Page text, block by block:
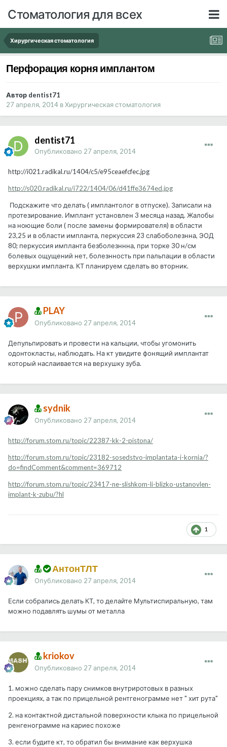
Стоматология для всех
Хирургическая стоматология
Перфорация корня имплантом
Автор dentist71
27 апреля, 2014 вХирургическая стоматология
dentist71
Опубликовано 27 апреля, 2014
http://i021.radikal.ru/1404/c5/e95ceaefcfec.jpg
http://s020.radikal.ru/i722/1404/06/d41ffe3674ed.jpg
Подскажите что делать ( имплантолог в отпуске). Записали на
протезирование. Имплант установлен 3 месяца назад. Жалобы
на ноющие боли ( после замены формирователя) в области
23,25 и в области импланта, перкуссия 23 слабоболезнна, ЭОД
80; перкуссия импланта безболезннна, при торке 30 н/см
болевых ощущений нет, болезнность при пальпации в области
верхушки импланта. КТ планируем сделать во вторник.
PLAY
Опубликовано 27 апреля, 2014
Депульпировать и провести на кальции, чтобы угомонить
одонтокласты, наблюдать. На кт увидите фонящий имплантат
который наслаивается на верхушку зуба.
sydnik
Опубликовано 27 апреля, 2014
http://forum.stom.ru/topic/22387-kk-2-pistona/
http://forum.stom.ru/topic/23182-sosedstvo-implantata-i-kornia/?
do=findComment&comment=369712
http://forum.stom.ru/topic/23417-ne-slishkom-li-blizko-ustanovlen-
implant-k-zubu/?hl
1
АнтонТЛТ
Опубликовано 27 апреля, 2014
Если собрались делать КТ, то делайте Мультиспиральную, там
можно подавлять шумы от металла
kriokov
Опубликовано 27 апреля, 2014
1. можно сделать пару снимков внутриротовых в разных
проекциях, а так по прицельной рентгенограмме нет " хит рута"
2. на контактной дистальной поверхности клыка по прицельной
ренгенограмме на кариес похоже
3. если будите кт, то обратил бы внимание как верхушка